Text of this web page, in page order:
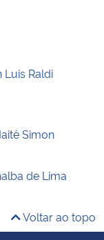
Raldi
Simon
de Lima
Voltar ao topo